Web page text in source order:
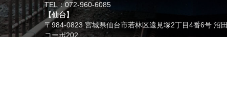
TEL：072-960-6085
【仙台】
〒984-0823 宮城県仙台市若林区遠見塚2丁目4番6号 沼田
コーポ202